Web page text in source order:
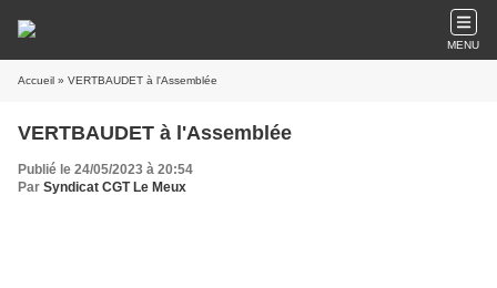
MENU
Accueil » VERTBAUDET à l'Assemblée
VERTBAUDET à l'Assemblée
Publié le 24/05/2023 à 20:54
Par Syndicat CGT Le Meux